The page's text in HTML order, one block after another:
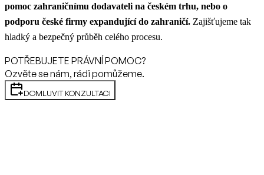
pomoc zahraničnímu dodavateli na českém trhu, nebo o
podporu české firmy expandující do zahraničí. Zajišťujeme tak
hladký a bezpečný průběh celého procesu.
POTŘEBUJETE PRÁVNÍ POMOC?
Ozvěte se nám, rádi pomůžeme.
DOMLUVIT KONZULTACI